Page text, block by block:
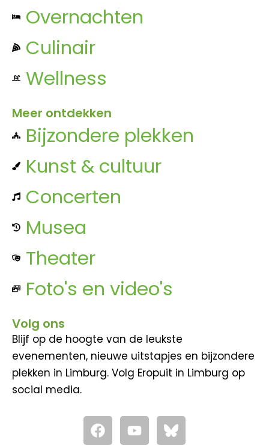
Overnachten
Culinair
Wellness
Meer ontdekken
Bijzondere plekken
Kunst & cultuur
Concerten
Musea
Theater
Foto's en video's
Volg ons
Blijf op de hoogte van de leukste
evenementen, nieuwe uitstapjes en bijzondere
plekken in Limburg. Volg Eropuit in Limburg op
social media.
F
a
Y
o